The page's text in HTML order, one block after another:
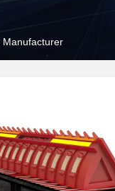
Manufacturer